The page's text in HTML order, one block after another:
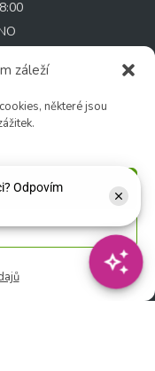
záleží
některé jsou
- 17:00